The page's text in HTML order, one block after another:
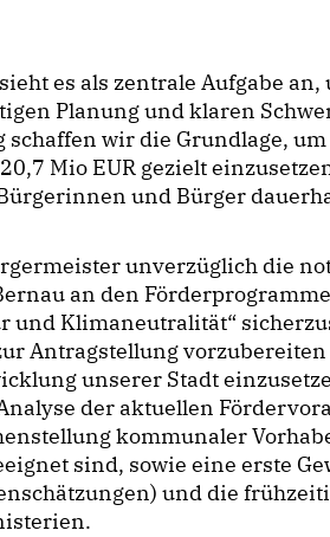
es als zentrale Aufgabe
Planung und klaren
wir die Grundlage,
Mio EUR gezielt
und Bürger
unverzüglich die
an den
Klimaneutralität“
Antragstellung
unserer Stadt
der aktuellen
kommunaler
sind, sowie eine erste
und die